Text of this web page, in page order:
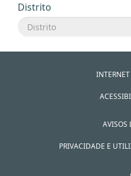
Distrito
AVISOS
PRIVACIDADE E